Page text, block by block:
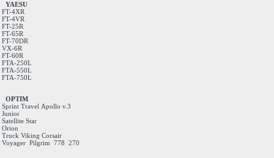
YAESU
FT-4XR
FT-4VR
FT-25R
FT-65R
FT-70DR
VX-6R
FT-60R
FTA-250L
FTA-550L
FTA-750L
OPTIM
Sprint Travel Apollo v.3
Junior
Satellite Star
Orion
Truck Viking Corsair
Voyager Pilgrim 778 270